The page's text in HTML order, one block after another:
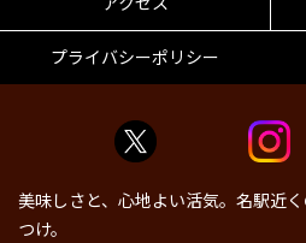
プライバシーポリシー
美味しさと、心地よい活気。名駅近
つけ。